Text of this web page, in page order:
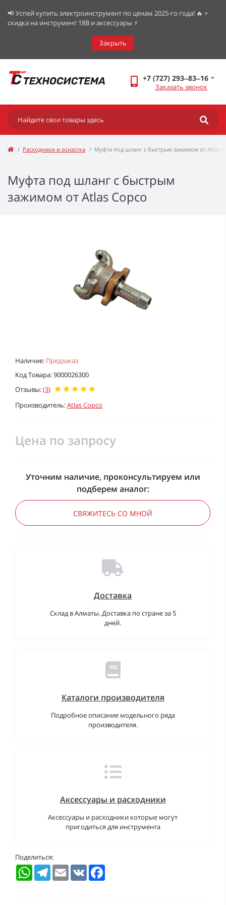
📢 Успей купить электроинструмент по ценам 2025-го года! 🔥 +
скидка на инструмент 18В и аксессуары ⚡️
Закрыть
+7 (727) 293‒83‒16
Заказать звонок
Расходники и оснастка Муфта под шланг с быстрым зажимом от Atlas
Муфта под шланг с быстрым
зажимом от Atlas Copco
Наличие: Предзаказ
Код Товара: 9000026300
Отзывы:(3)
Производитель:Atlas Copco
Цена по запросу
Уточним наличие, проконсультируем или
подберем аналог:
СВЯЖИТЕСЬ СО МНОЙ
Доставка
Склад в Алматы. Доставка по стране за 5
дней.
Каталоги производителя
Подробное описание модельного ряда
производителя.
Аксессуары и расходники
Аксессуары и расходники которые могут
пригодиться для инструмента
Поделиться:
WhatsAppTelegramEmail VK